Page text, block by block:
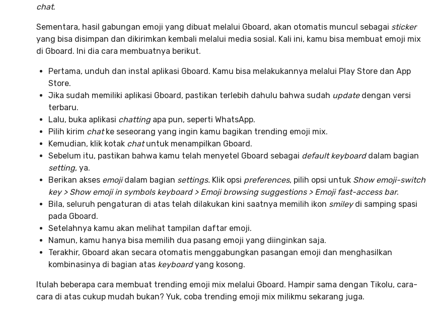
chat.
Sementara, hasil gabungan emoji yang dibuat melalui Gboard, akan otomatis muncul sebagai sticker
yang bisa disimpan dan dikirimkan kembali melalui media sosial. Kali ini, kamu bisa membuat emoji mix
di Gboard. Ini dia cara membuatnya berikut.
Pertama, unduh dan instal aplikasi Gboard. Kamu bisa melakukannya melalui Play Store dan App
Store.
Jika sudah memiliki aplikasi Gboard, pastikan terlebih dahulu bahwa sudah updatedengan versi
terbaru.
Lalu, buka aplikasi chattingapa pun, seperti WhatsApp.
Pilih kirim chatke seseorang yang ingin kamu bagikan trending emoji mix.
Kemudian, klik kotak chatuntuk menampilkan Gboard.
Sebelum itu, pastikan bahwa kamu telah menyetel Gboard sebagai default keyboarddalam bagian
setting, ya.
Berikan akses emojidalam bagian settings. Klik opsi preferences, pilih opsi untuk Show emoji-switch
key > Show emoji in symbols keyboard > Emoji browsing suggestions > Emoji fast-access bar.
Bila, seluruh pengaturan di atas telah dilakukan kini saatnya memilih ikon smileydi samping spasi
pada Gboard.
Setelahnya kamu akan melihat tampilan daftar emoji.
Namun, kamu hanya bisa memilih dua pasang emoji yang diinginkan saja.
Terakhir, Gboard akan secara otomatis menggabungkan pasangan emoji dan menghasilkan
kombinasinya di bagian atas keyboardyang kosong.
Itulah beberapa cara membuat trending emoji mix melalui Gboard. Hampir sama dengan Tikolu, cara-
cara di atas cukup mudah bukan? Yuk, coba trending emoji mix milikmu sekarang juga.